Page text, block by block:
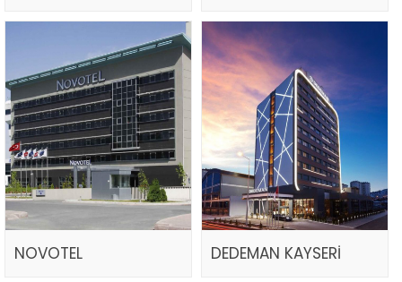
NOVOTEL DEDEMAN KAYSERİ